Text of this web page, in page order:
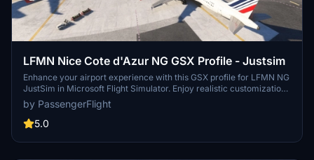
LFMN Nice Cote d'Azur NG GSX Profile - Justsim
Enhance your airport experience with this GSX profile for LFMN NG
JustSim in Microsoft Flight Simulator. Enjoy realistic customization
of gates including pushback, walk-in, refueling, and more. Simply
extract the file to the specified folder for installation. Feedback is
welcome for further improvements. Check out other available
by PassengerFlight
5.0